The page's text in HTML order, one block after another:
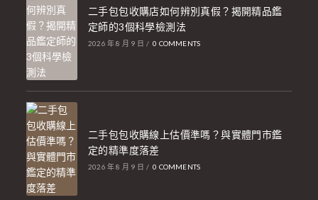
二手包包收購店如何辨別真假？揭開精品鑑
定師的3個科學檢測法
2026 年 8 月 9 日 / 0 COMMENTS
二手包包收購線上估價準嗎？與實體門市鑑
定的精準度落差
2026 年 8 月 9 日 / 0 COMMENTS